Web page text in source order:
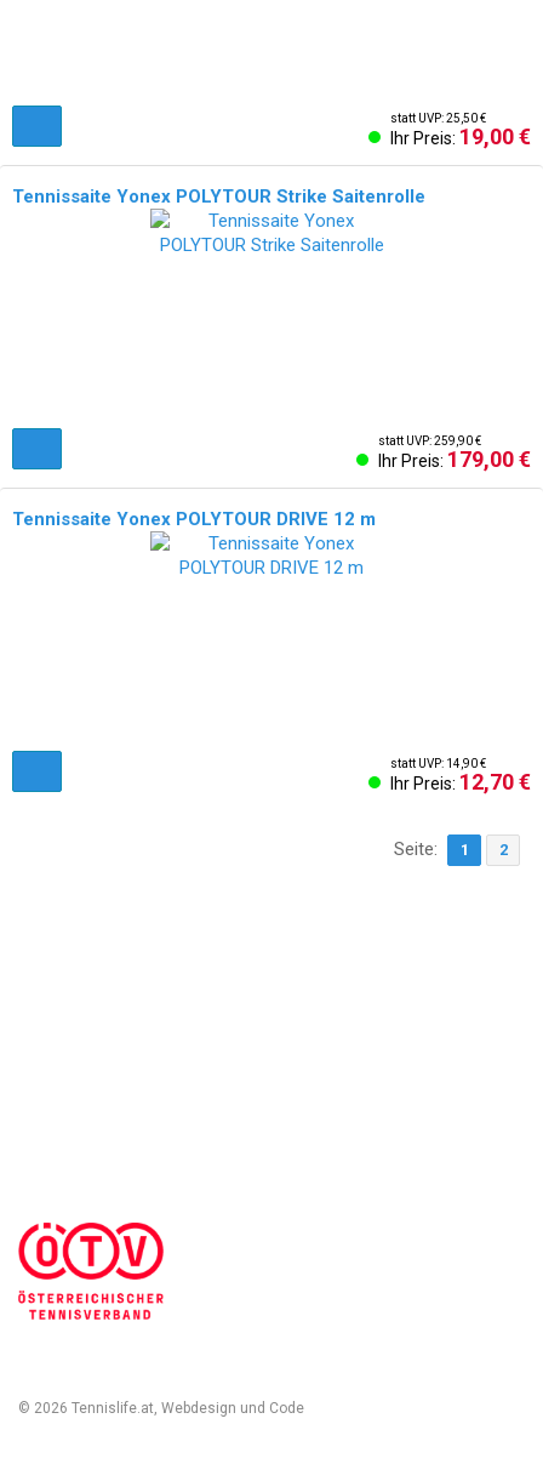
statt UVP: 25,50 €
Ihr Preis: 19,00 €
Tennissaite Yonex POLYTOUR Strike Saitenrolle
statt UVP: 259,90 €
Ihr Preis: 179,00 €
Tennissaite Yonex POLYTOUR DRIVE 12 m
statt UVP: 14,90 €
Ihr Preis: 12,70 €
Seite: 1 2
© 2026 Tennislife.at, Webdesign und Code